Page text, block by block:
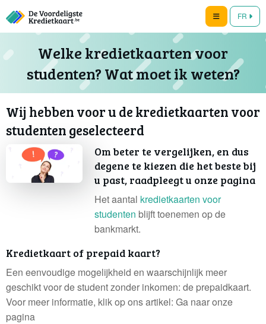
FR
Welke kredietkaarten voor
studenten? Wat moet ik weten?
Wij hebben voor u de kredietkaarten voor
studenten geselecteerd
Om beter te vergelijken, en dus
degene te kiezen die het beste bij
u past, raadpleegt u onze pagina
Het aantal kredietkaarten voor
studenten blijft toenemen op de
bankmarkt.
Kredietkaart of prepaid kaart?
Een eenvoudige mogelijkheid en waarschijnlijk meer
geschikt voor de student zonder inkomen: de prepaidkaart.
Voor meer informatie, klik op ons artikel: Ga naar onze
pagina